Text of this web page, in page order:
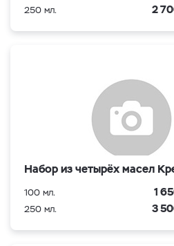
250 мл. 2
Набор из четырёх масел
100 мл. 1
250 мл. 3